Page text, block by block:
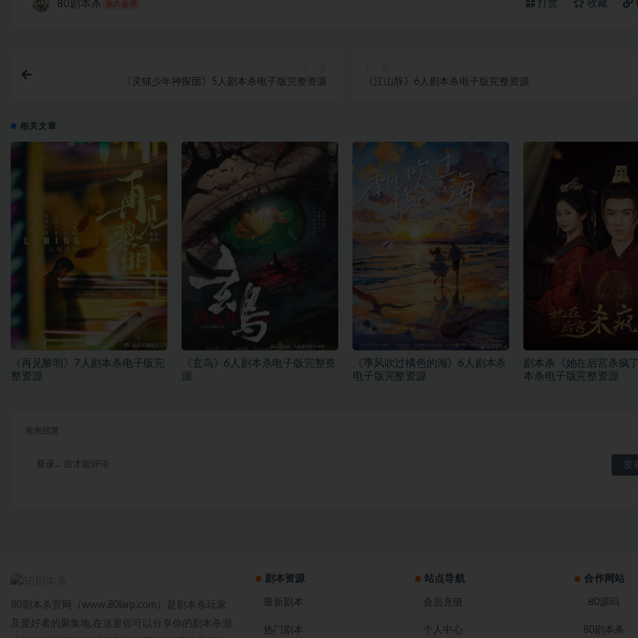
80剧本杀 永久会员 打赏 收藏
《灵猫少年神探团》5人剧本杀电子版完整资源 《江山辞》6人剧本杀电子版完整资源
相关文章
《再见黎明》7人剧本杀电子版完
整资源
《玄鸟》6人剧本杀电子版完整资
源
《季风吹过橘色的海》6人剧本杀
电子版完整资源
剧本杀《她在后宫杀疯
本杀电子版完整资源
登录... 后才能评论
80剧本杀官网（www.80larp.com）是剧本杀玩家
及爱好者的聚集地,在这里你可以分享你的剧本杀游
剧本资源
最新剧本
热门剧本
站点导航
会员充值
个人中心
合作网站
80源码
80剧本杀